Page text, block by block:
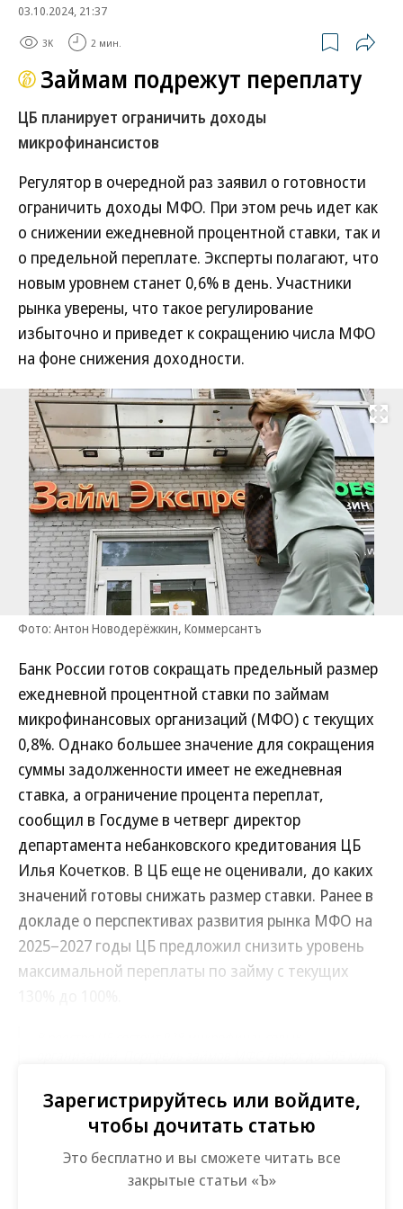
03.10.2024, 21:37
3K 2 мин.
Займам подрежут переплату
ЦБ планирует ограничить доходы
микрофинансистов
Регулятор в очередной раз заявил о готовности
ограничить доходы МФО. При этом речь идет как
о снижении ежедневной процентной ставки, так и
о предельной переплате. Эксперты полагают, что
новым уровнем станет 0,6% в день. Участники
рынка уверены, что такое регулирование
избыточно и приведет к сокращению числа МФО
на фоне снижения доходности.
Развернуть
Фото: Антон Новодерёжкин, Коммерсантъ
Банк России готов сокращать предельный размер
ежедневной процентной ставки по займам
микрофинансовых организаций (МФО) с текущих
0,8%. Однако большее значение для сокращения
суммы задолженности имеет не ежедневная
ставка, а ограничение процента переплат,
сообщил в Госдуме в четверг директор
департамента небанковского кредитования ЦБ
Илья Кочетков. В ЦБ еще не оценивали, до каких
значений готовы снижать размер ставки. Ранее в
докладе о перспективах развития рынка МФО на
2025–2027 годы ЦБ предложил снизить уровень
максимальной переплаты по займу с текущих
Это не первое подобное ужесточение. 1 июля 2023
года максимальная ставка по микрозаймам была
снижена ЦБ с 1% до 0,8% в день, допустимый
размер переплаты по займам с учетом штрафов и
Зарегистрируйтесь или войдите,
чтобы дочитать статью
Это бесплатно и вы сможете читать все
закрытые статьи «Ъ»